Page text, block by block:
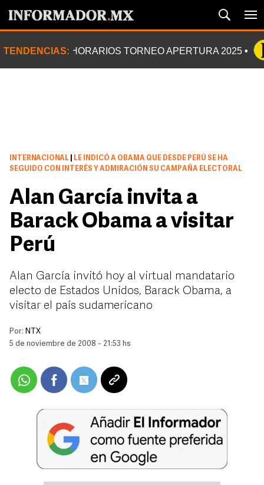
TENDENCIAS: HORARIOS TORNEO APERTURA 2025
INTERNACIONAL
LE INDICÓ A OBAMA QUE DESDE PERÚ SE HA
SEGUIDO CON INTERÉS Y ADMIRACIÓN SU CAMPAÑA ELECTORAL
Alan García invita a
Barack Obama a visitar
Perú
Alan García invitó hoy al virtual mandatario
electo de Estados Unidos, Barack Obama, a
visitar el país sudamericano
Por: NTX
5 de noviembre de 2008 - 21:53 hs